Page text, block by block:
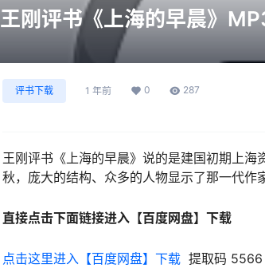
王刚评书《上海的早晨》
评书下载 1 年前 0 287
王刚评书《上海的早晨》说的是建国初期上
秋，庞大的结构、众多的人物显示了那一代作
直接点击下面链接进入【百度网盘】下载
点击这里进入【百度网盘】下载 提取码 5566